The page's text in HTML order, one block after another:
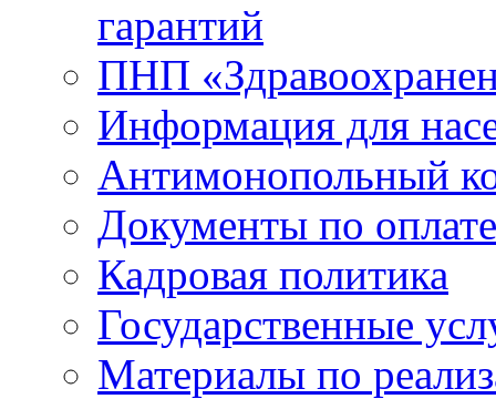
гарантий
ПНП
Информация для
Антимонопольный
Документы по
Кадровая политика
Государственные
Материалы по